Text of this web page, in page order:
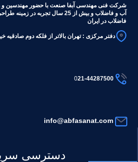
شرکت فنی مهندسی آبفا صنعت با حضور مهندسین
آب و فاضلاب و بیش از 25 سال
فاضلاب در ایران
دفتر مرکزی : تهران بالاتر از فلکه دوم صادقیه
021-44287500
info@abfasanat.com
دسترسی